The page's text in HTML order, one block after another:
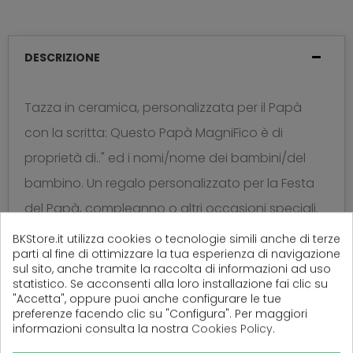
DESCRIZIONE
Tazza in ceramica, personalizzata per il Papà
con la scritta: Questo Papà MagniFico è di
proprietà di.." ed i nomi/nome dei bambini/del
bambino. Un regalo personalizzato per la Festa
del Papà, compleanno o altri occasioni speciali.
La tazza si può mettere in lavastoviglie e
microonde , ed è certificata per uso alimentare.
(0Recensioni)
BKStore.it utilizza cookies o tecnologie simili anche di terze
parti al fine di ottimizzare la tua esperienza di navigazione
sul sito, anche tramite la raccolta di informazioni ad uso
statistico. Se acconsenti alla loro installazione fai clic su
"Accetta", oppure puoi anche configurare le tue
preferenze facendo clic su "Configura". Per maggiori
informazioni consulta la nostra Cookies Policy.